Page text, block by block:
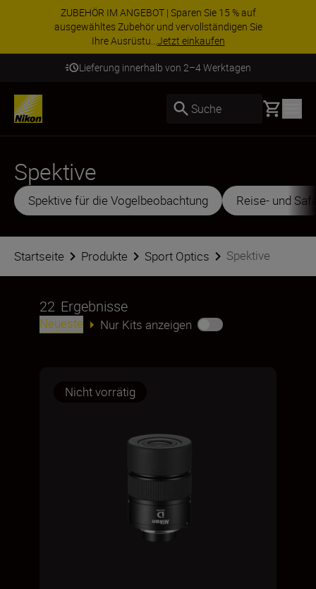
ZUBEHÖR IM ANGEBOT | Sparen Sie 15 % auf
ausgewähltes Zubehör und vervollständigen Sie
Ihre Ausrüstu...Jetzt einkaufen
Lieferung innerhalb von 2–4 Werktagen
Suche Basket
Spektive
Spektive für die Vogelbeobachtung Reise- und
Startseite Produkte Sport Optics Spektive
22 Ergebnisse
Neueste Nur Kits anzeigen
Nicht vorrätig